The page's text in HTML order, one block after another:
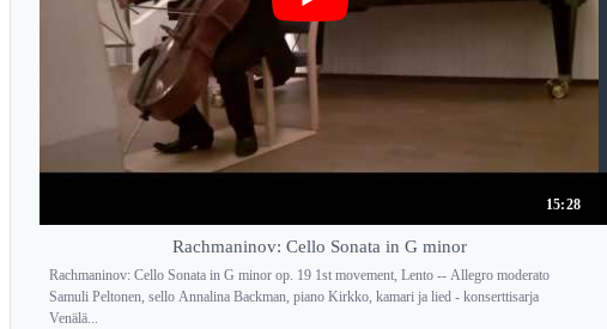
15:28
Rachmaninov: Cello Sonata in G minor
Rachmaninov: Cello Sonata in G minor op. 19 1st movement, Lento -- Allegro moderato
Samuli Peltonen, sello Annalina Backman, piano Kirkko, kamari ja lied - konserttisarja
Venälä...